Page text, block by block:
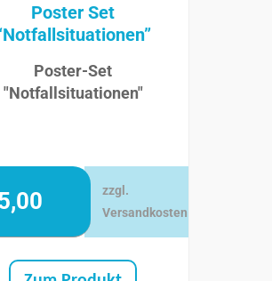
Poster Set
Poster-Set
"Notfallsituationen"
zzgl.
Versandkosten